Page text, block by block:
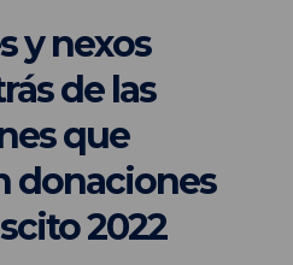
y nexos
de las
que
donaciones
2022